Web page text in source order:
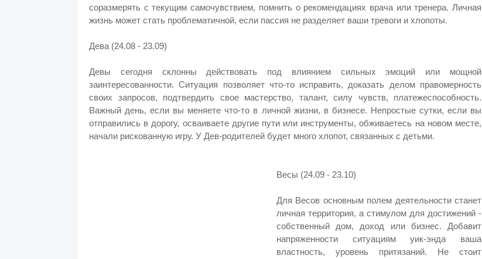
соразмерять с текущим самочувствием, помнить о рекомендациях врача или тренера. Личная
жизнь может стать проблематичной, если пассия не разделяет ваши тревоги и хлопоты.
Дева (24.08 - 23.09)
Девы сегодня склонны действовать под влиянием сильных эмоций или мощной
заинтересованности. Ситуация позволяет что-то исправить, доказать делом правомерность
своих запросов, подтвердить свое мастерство, талант, силу чувств, платежеспособность.
Важный день, если вы меняете что-то в личной жизни, в бизнесе. Непростые сутки, если вы
отправились в дорогу, осваиваете другие пути или инструменты, обживаетесь на новом месте,
начали рискованную игру. У Дев-родителей будет много хлопот, связанных с детьми.
Весы (24.09 - 23.10)
Для Весов основным полем деятельности станет
личная территория, а стимулом для достижений -
собственный дом, доход или бизнес. Добавит
напряженности ситуациям уик-энда ваша
властность, уровень притязаний. Не стоит